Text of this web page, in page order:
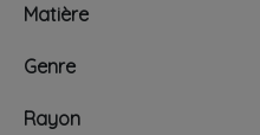
Matière
Genre
Rayon